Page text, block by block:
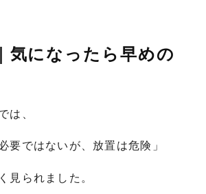
気になったら早めの
は、
要ではないが、放置は危険」
見られました。